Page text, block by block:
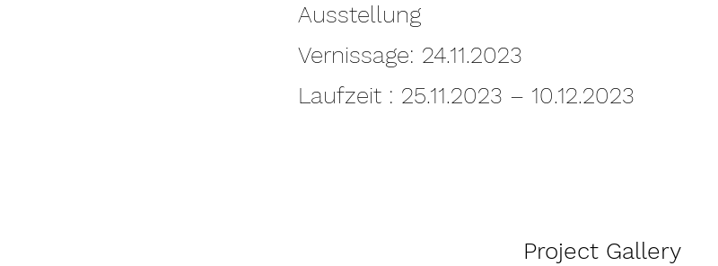
Ausstellung
Vernissage: 24.11.2023
Laufzeit : 25.11.2023 – 10.12.2023
Project Gallery